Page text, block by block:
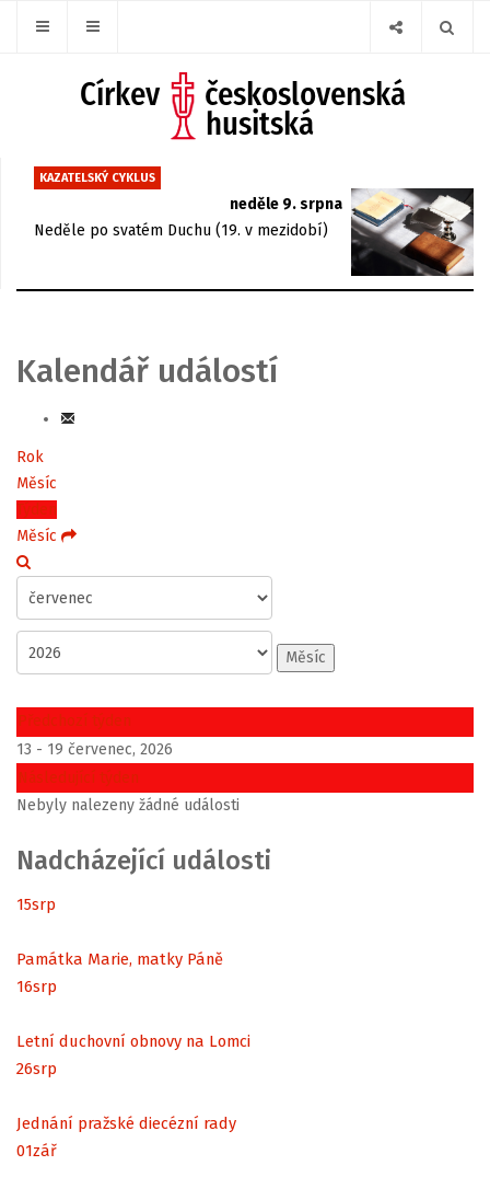
KAZATELSKÝ CYKLUS
neděle 9. srpna
Neděle po svatém Duchu (19. v mezidobí)
Kalendář událostí
Rok
Měsíc
Týden
Měsíc
Měsíc
Předchozí týden
13 - 19 červenec, 2026
Následující týden
Nebyly nalezeny žádné události
Nadcházející události
15srp
Památka Marie, matky Páně
16srp
Letní duchovní obnovy na Lomci
26srp
Jednání pražské diecézní rady
01zář